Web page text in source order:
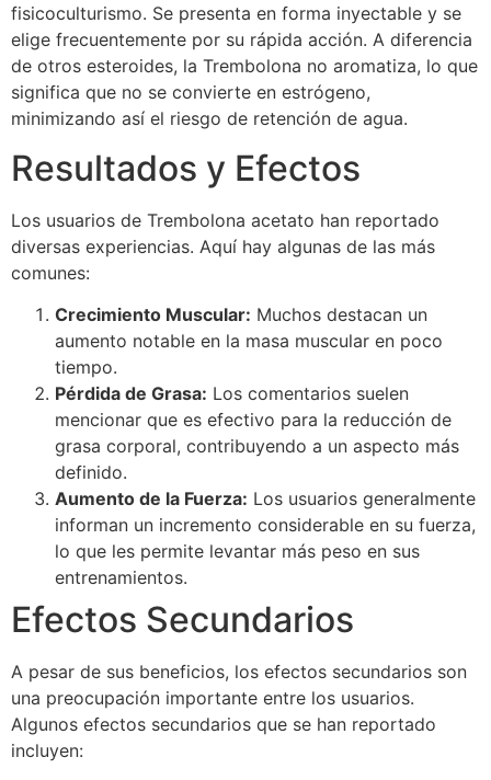
fisicoculturismo. Se presenta en forma inyectable y se
elige frecuentemente por su rápida acción. A diferencia
de otros esteroides, la Trembolona no aromatiza, lo que
significa que no se convierte en estrógeno,
minimizando así el riesgo de retención de agua.
Resultados y Efectos
Los usuarios de Trembolona acetato han reportado
diversas experiencias. Aquí hay algunas de las más
comunes:
Crecimiento Muscular: Muchos destacan un
aumento notable en la masa muscular en poco
tiempo.
Pérdida de Grasa: Los comentarios suelen
mencionar que es efectivo para la reducción de
grasa corporal, contribuyendo a un aspecto más
definido.
Aumento de la Fuerza: Los usuarios generalmente
informan un incremento considerable en su fuerza,
lo que les permite levantar más peso en sus
entrenamientos.
Efectos Secundarios
A pesar de sus beneficios, los efectos secundarios son
una preocupación importante entre los usuarios.
Algunos efectos secundarios que se han reportado
incluyen: